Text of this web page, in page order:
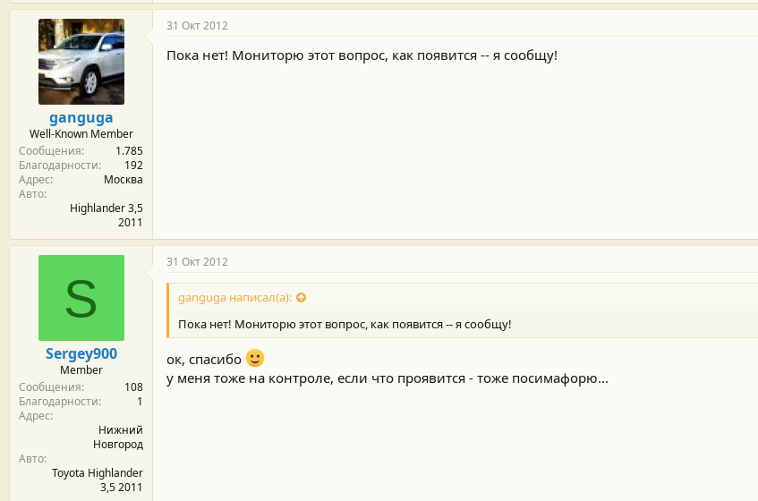
ganguga
Well-Known Member
Сообщения
1.785
Благодарности
192
Адрес
Москва
Авто
Highlander 3,5
2011
31 Окт 2012
Пока нет! Мониторю этот вопрос, как появится -- я сообщу!
S
Sergey900
Member
Сообщения
108
Благодарности
1
Адрес
Нижний
Новгород
Авто
Toyota Highlander
3,5 2011
31 Окт 2012
ganguga написал(а):
Пока нет! Мониторю этот вопрос, как появится -- я сообщу!
ок, спасибо
у меня тоже на контроле, если что проявится - тоже посимафорю...